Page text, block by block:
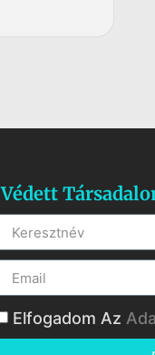
Védett
Elfogadom Az